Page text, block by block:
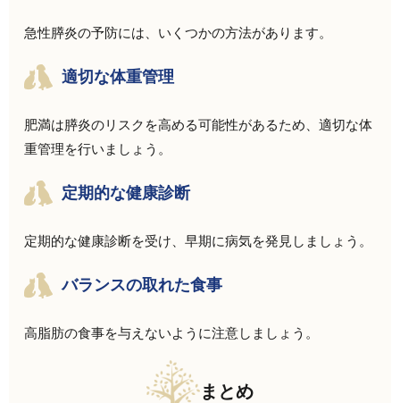
急性膵炎の予防には、いくつかの方法があります。
適切な体重管理
肥満は膵炎のリスクを高める可能性があるため、適切な体
重管理を行いましょう。
定期的な健康診断
定期的な健康診断を受け、早期に病気を発見しましょう。
バランスの取れた食事
高脂肪の食事を与えないように注意しましょう。
まとめ